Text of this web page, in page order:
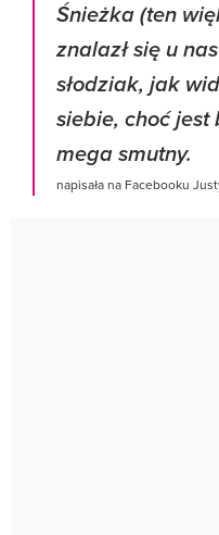
Śnieżka (ten
znalazł się u
słodziak, jak
siebie, choć
mega smutny.
napisała na Facebooku